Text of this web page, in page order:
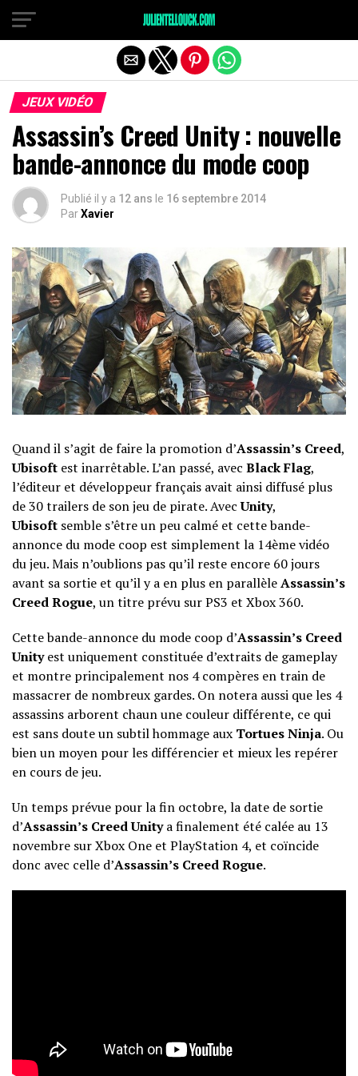
JEUX VIDÉO
Assassin’s Creed Unity : nouvelle
bande-annonce du mode coop
Publié il y a 12 ans le 16 septembre 2014
ParXavier
Quand il s’agit de faire la promotion d’Assassin’s Creed,
Ubisoft est inarrêtable. L’an passé, avec Black Flag,
l’éditeur et développeur français avait ainsi diffusé plus
de 30 trailers de son jeu de pirate. AvecUnity,
Ubisoft semble s’être un peu calmé et cette bande-
annonce du mode coop est simplement la 14ème vidéo
du jeu. Mais n’oublions pas qu’il reste encore 60 jours
avant sa sortie et qu’il y a en plus en parallèleAssassin’s
Creed Rogue, un titre prévu sur PS3 et Xbox 360.
Cette bande-annonce du mode coop d’Assassin’s Creed
Unityest uniquement constituée d’extraits de gameplay
et montre principalement nos 4 compères en train de
massacrer de nombreux gardes. On notera aussi que les 4
assassins arborent chaun une couleur différente, ce qui
est sans doute un subtil hommage aux Tortues Ninja. Ou
bien un moyen pour les différencier et mieux les repérer
en cours de jeu.
Un temps prévue pour la fin octobre, la date de sortie
d’Assassin’s Creed Unitya finalement été calée au 13
novembre sur Xbox One et PlayStation 4, et coïncide
donc avec celle d’Assassin’s Creed Rogue.